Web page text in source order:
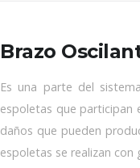
Brazo
Es una parte del
espoletas que participan
daños que pueden
espoletas se realizan